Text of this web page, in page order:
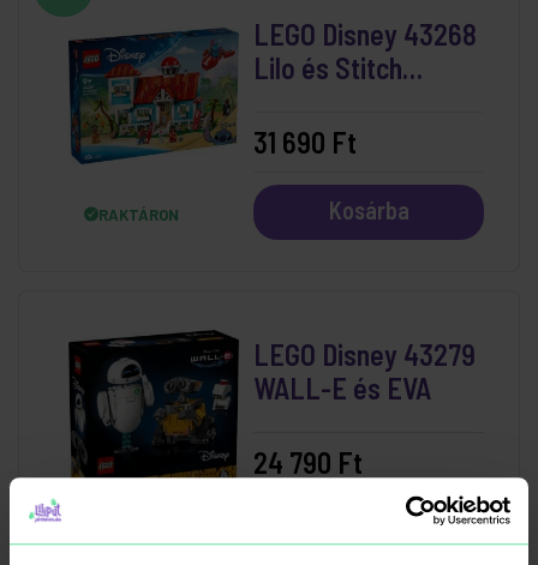
RAKTÁRON
LEGO Disney 43268
Lilo és Stitch
31 690 Ft
Kosárba
LEGO Disney 43279
WALL-E és EVA
24 790 Ft